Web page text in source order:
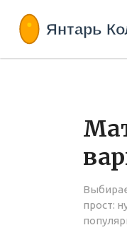
прост: